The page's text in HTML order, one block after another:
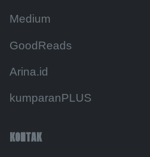
Medium
GoodReads
Arina.id
kumparanPLUS
KONTAK